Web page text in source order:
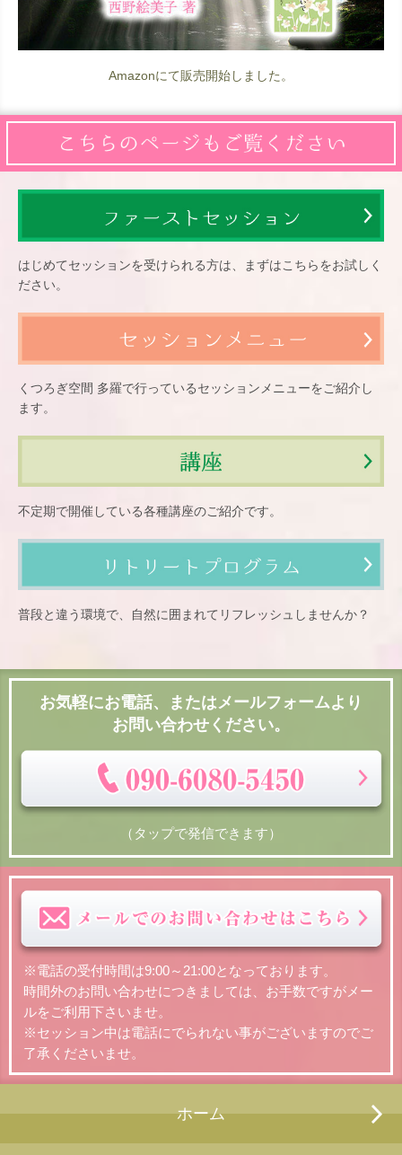
Amazonにて販売開始しました。
はじめてセッションを受けられる方は、まずはこちらをお試しく
ださい。
くつろぎ空間 多羅で行っているセッションメニューをご紹介し
ます。
不定期で開催している各種講座のご紹介です。
普段と違う環境で、自然に囲まれてリフレッシュしませんか？
お気軽にお電話、またはメールフォームより
お問い合わせください。
（タップで発信できます）
※電話の受付時間は9:00～21:00となっております。
時間外のお問い合わせにつきましては、お手数ですがメー
ルをご利用下さいませ。
※セッション中は電話にでられない事がございますのでご
了承くださいませ。
ホーム